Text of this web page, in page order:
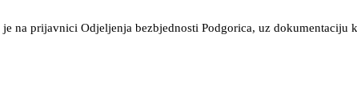
na prijavnici Odjeljenja bezbjednosti Podgorica, uz